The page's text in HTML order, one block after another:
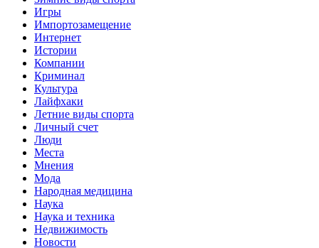
Игры
Импортозамещение
Интернет
Истории
Компании
Криминал
Культура
Лайфхаки
Летние виды спорта
Личный счет
Люди
Места
Мнения
Мода
Народная медицина
Наука
Наука и техника
Недвижимость
Новости